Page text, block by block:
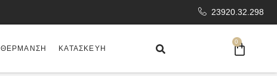
23920.32.298
ΘΈΡΜΑΝΣΗ ΚΑΤΑΣΚΕΥΉ
0